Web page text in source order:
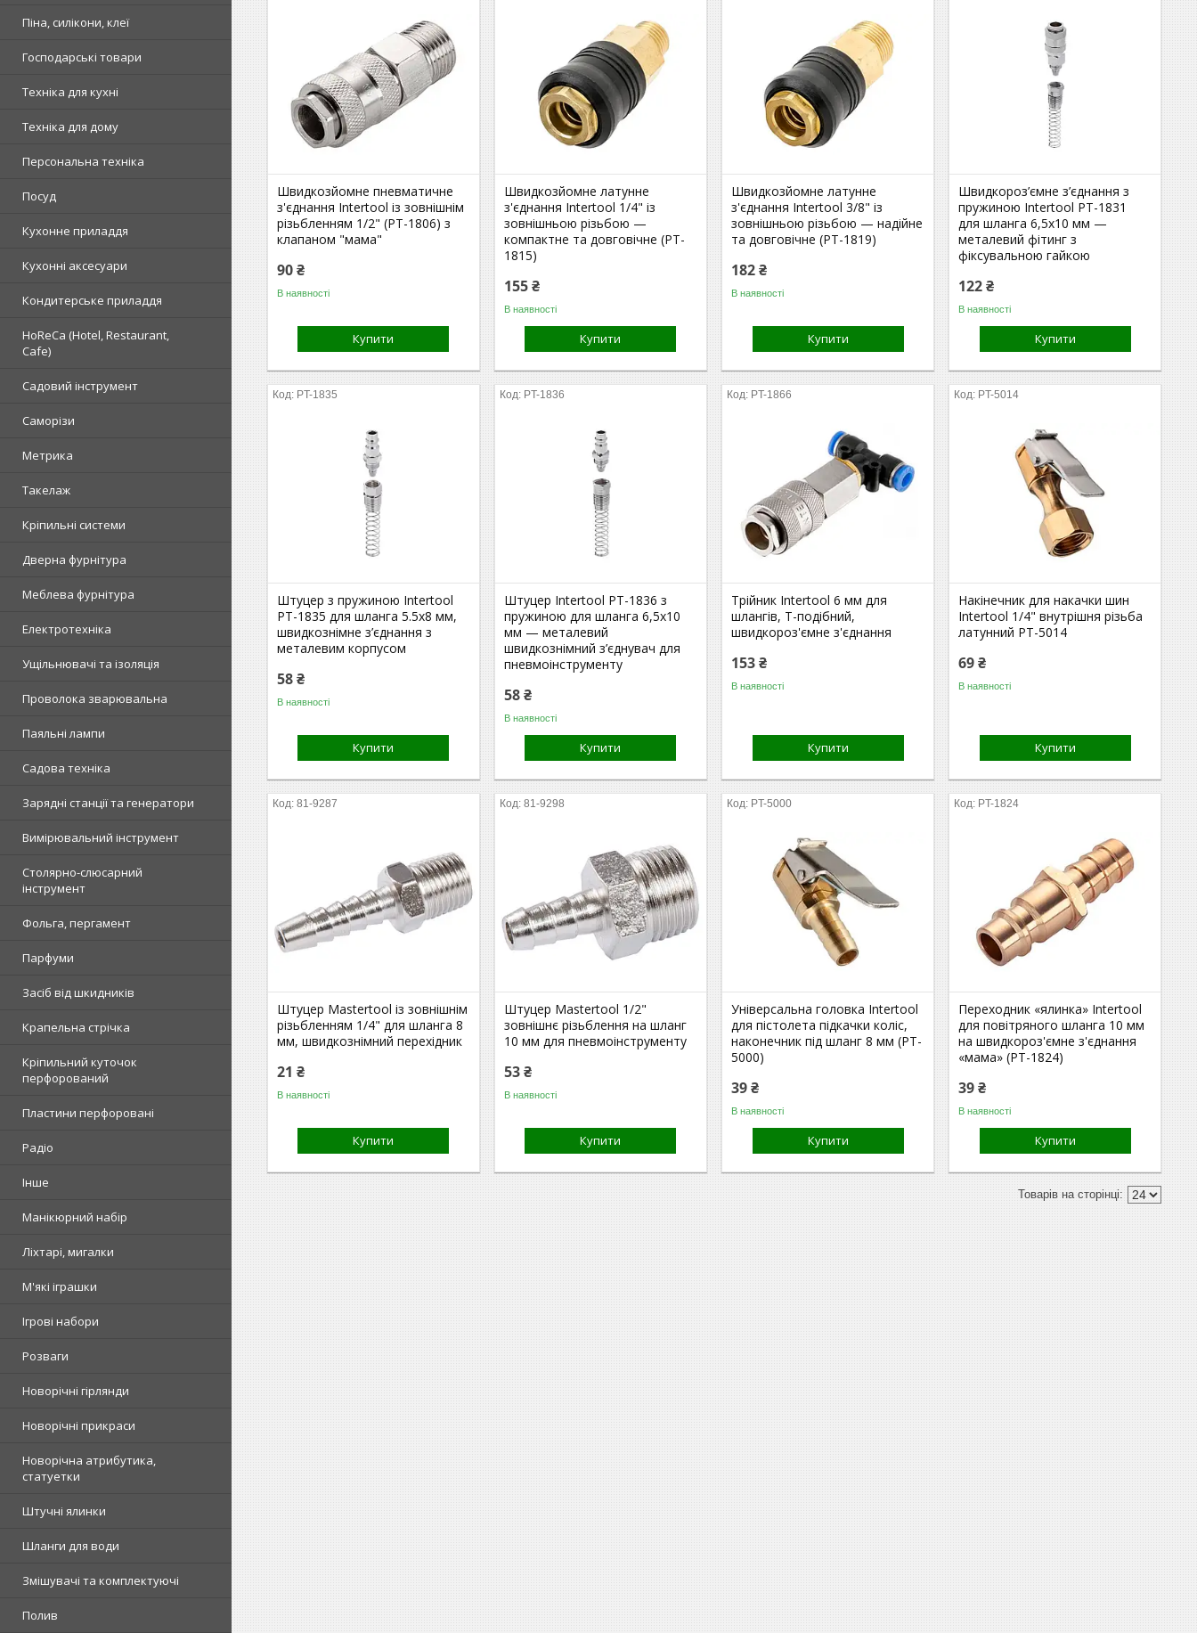
Піна, силікони, клеї
Господарські товари
Техніка для кухні
Техніка для дому
Персональна техніка
Посуд
Кухонне приладдя
Кухонні аксесуари
Кондитерське приладдя
HoReCa (Hotel, Restaurant,
Cafe)
Садовий інструмент
Саморізи
Метрика
Такелаж
Кріпильні системи
Дверна фурнітура
Меблева фурнітура
Електротехніка
Ущільнювачі та ізоляція
Проволока зварювальна
Паяльні лампи
Садова техніка
Зарядні станції та генератори
Вимірювальний інструмент
Столярно-слюсарний
інструмент
Фольга, пергамент
Парфуми
Засіб від шкидників
Крапельна стрічка
Кріпильний куточок
перфорований
Пластини перфоровані
Радіо
Інше
Манікюрний набір
Ліхтарі, мигалки
М'які іграшки
Ігрові набори
Розваги
Новорічні гірлянди
Новорічні прикраси
Новорічна атрибутика,
статуетки
Штучні ялинки
Шланги для води
Змішувачі та комплектуючі
Полив
Швидкозйомне пневматичне
з'єднання Intertool із зовнішнім
різьбленням 1/2" (PT-1806) з
клапаном "мама"
90 ₴
В наявності
Купити
Швидкозйомне латунне
з'єднання Intertool 1/4" із
зовнішньою різьбою —
компактне та довговічне (PT-
1815)
155 ₴
В наявності
Купити
Швидкозйомне латунне
з'єднання Intertool 3/8" із
зовнішньою різьбою — надійне
та довговічне (PT-1819)
182 ₴
В наявності
Купити
Швидкороз’ємне з’єднання з
пружиною Intertool PT-1831
для шланга 6,5x10 мм —
металевий фітинг з
фіксувальною гайкою
122 ₴
В наявності
Купити
PT-1835
Штуцер з пружиною Intertool
PT-1835 для шланга 5.5x8 мм,
швидкознімне з’єднання з
металевим корпусом
58 ₴
В наявності
Купити
PT-1836
Штуцер Intertool PT-1836 з
пружиною для шланга 6,5x10
мм — металевий
швидкознімний з’єднувач для
пневмоінструменту
58 ₴
В наявності
Купити
PT-1866
Трійник Intertool 6 мм для
шлангів, T-подібний,
швидкороз'ємне з'єднання
153 ₴
В наявності
Купити
PT-5014
Накінечник для накачки шин
Intertool 1/4" внутрішня різьба
латунний PT-5014
69 ₴
В наявності
Купити
81-9287
Штуцер Mastertool із зовнішнім
різьбленням 1/4" для шланга 8
мм, швидкознімний перехідник
21 ₴
В наявності
Купити
81-9298
Штуцер Mastertool 1/2"
зовнішнє різьблення на шланг
10 мм для пневмоінструменту
53 ₴
В наявності
Купити
PT-5000
Універсальна головка Intertool
для пістолета підкачки коліс,
наконечник під шланг 8 мм (PT-
5000)
39 ₴
В наявності
Купити
PT-1824
Переходник «ялинка» Intertool
для повітряного шланга 10 мм
на швидкороз'ємне з'єднання
«мама» (PT-1824)
39 ₴
В наявності
Купити